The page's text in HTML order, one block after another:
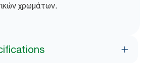
χρωμάτων.